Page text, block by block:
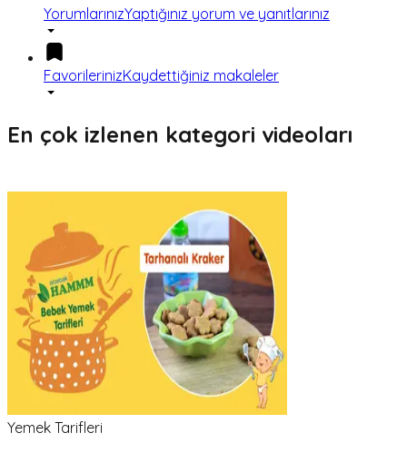
YorumlarınızYaptığınız yorum ve yanıtlarınız
FavorilerinizKaydettiğiniz makaleler
En çok izlenen kategori videoları
Yemek Tarifleri